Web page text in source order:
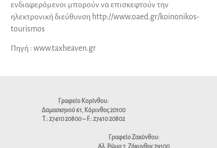
ενδιαφερόμενοι μπορούν να επισκεφτούν την
ηλεκτρονική διεύθυνση http://www.oaed.gr/koinonikos-
tourismos
Πηγή :www.taxheaven.gr
Γραφείο Κορίνθου:
Δαμασκηνού 61, Κόρινθος 20100
Τ.: 27410 20800– F.: 27410 20802
Γραφείο Ζακύνθου:
Αλ. Ρώμα 7, Ζάκυνθος 29100